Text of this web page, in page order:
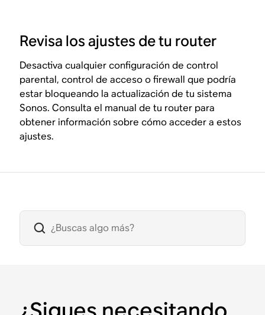
Revisa los ajustes de tu router
Desactiva cualquier configuración de control
parental, control de acceso o firewall que podría
estar bloqueando la actualización de tu sistema
Sonos. Consulta el manual de tu router para
obtener información sobre cómo acceder a estos
ajustes.